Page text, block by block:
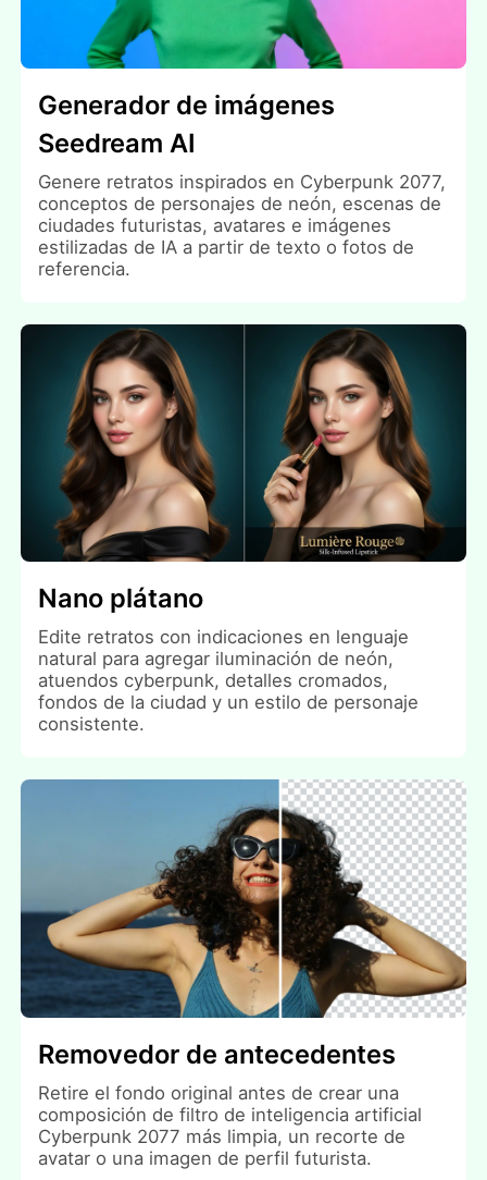
Generador de imágenes
Seedream AI
Genere retratos inspirados en Cyberpunk 2077,
conceptos de personajes de neón, escenas de
ciudades futuristas, avatares e imágenes
estilizadas de IA a partir de texto o fotos de
referencia.
Nano plátano
Edite retratos con indicaciones en lenguaje
natural para agregar iluminación de neón,
atuendos cyberpunk, detalles cromados,
fondos de la ciudad y un estilo de personaje
consistente.
Removedor de antecedentes
Retire el fondo original antes de crear una
composición de filtro de inteligencia artificial
Cyberpunk 2077 más limpia, un recorte de
avatar o una imagen de perfil futurista.